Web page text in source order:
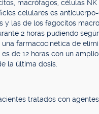
macrófagos, células
celulares es
y las de los fagocitos
2 horas pudiendo
una farmacocinética de
de 12 horas con un
la última dosis.
tratados con